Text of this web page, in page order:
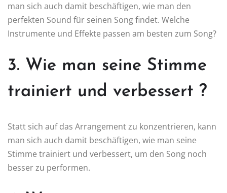
man sich auch damit beschäftigen, wie man den
perfekten Sound für seinen Song findet. Welche
Instrumente und Effekte passen am besten zum Song?
3. Wie man seine Stimme
trainiert und verbessert ?
Statt sich auf das Arrangement zu konzentrieren, kann
man sich auch damit beschäftigen, wie man seine
Stimme trainiert und verbessert, um den Song noch
besser zu performen.